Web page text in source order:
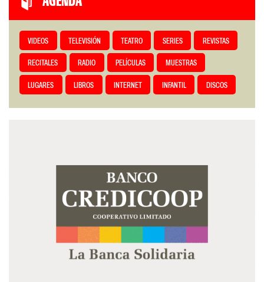
VIDEOS TELEVISIÓN TEATRO SERIES REVISTAS
RECITALES RADIO PELÍCULAS MUESTRAS
LUGARES LIBROS INTERNET INFANTIL DISCOS